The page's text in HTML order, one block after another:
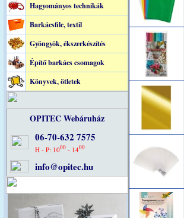
Hagyományos technikák
Barkácsfilc, textil
Gyöngyök, ékszerkészítés
Építő barkács csomagok
Könyvek, ötletek
OPITEC Webáruház
06-70-632 7575
H - P: 1000- 1400
info@opitec.hu